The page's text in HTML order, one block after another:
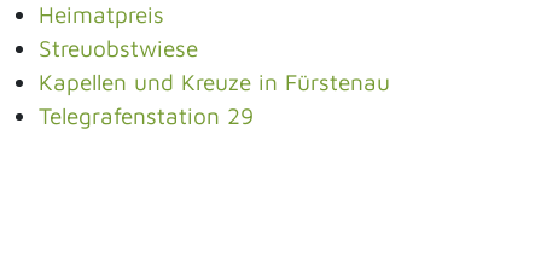
Heimatpreis
Streuobstwiese
Kapellen und Kreuze in Fürstenau
Telegrafenstation 29